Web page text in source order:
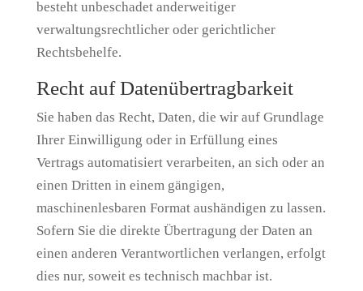
besteht unbeschadet anderweitiger
verwaltungsrechtlicher oder gerichtlicher
Rechtsbehelfe.
Recht auf Daten­übertrag­barkeit
Sie haben das Recht, Daten, die wir auf Grundlage
Ihrer Einwilligung oder in Erfüllung eines
Vertrags automatisiert verarbeiten, an sich oder an
einen Dritten in einem gängigen,
maschinenlesbaren Format aushändigen zu lassen.
Sofern Sie die direkte Übertragung der Daten an
einen anderen Verantwortlichen verlangen, erfolgt
dies nur, soweit es technisch machbar ist.